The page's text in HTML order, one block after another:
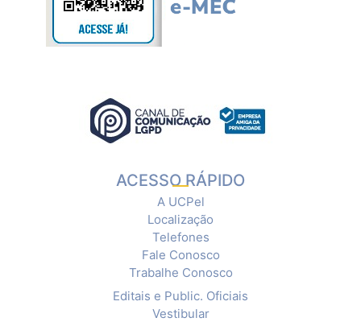
ACESSO RÁPIDO
A UCPel
Localização
Telefones
Fale Conosco
Trabalhe Conosco
Editais e Public. Oficiais
Vestibular